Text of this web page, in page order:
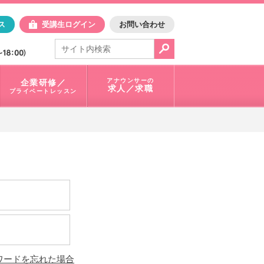
アスク
受講生ログイン お問い合わせ
電話で問合せ：
03-3401-1010
企業研修／
プライベートレッスン
アナウンサーの
求人／求職
ードを忘れた場合